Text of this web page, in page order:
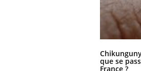
que se
France ?